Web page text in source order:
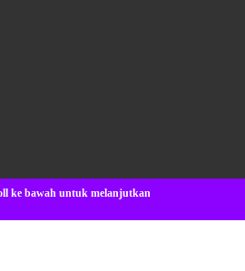
ke bawah untuk melanjutkan